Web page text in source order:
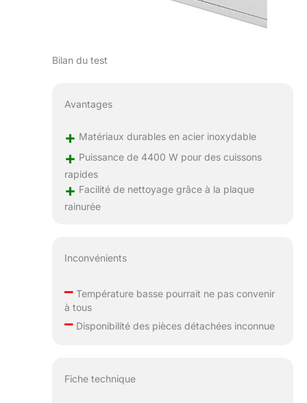
Bilan du test
Avantages
+ Matériaux durables en acier inoxydable
+ Puissance de 4400 W pour des cuissons
rapides
+ Facilité de nettoyage grâce à la plaque
rainurée
Inconvénients
–Température basse pourrait ne pas convenir
à tous
–Disponibilité des pièces détachées inconnue
Fiche technique